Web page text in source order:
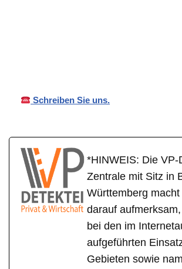
Schreiben Sie uns.
*HINWEIS: Die VP-
Zentrale mit Sitz in
Württemberg
darauf
bei den im
aufgeführten
Gebieten sowie